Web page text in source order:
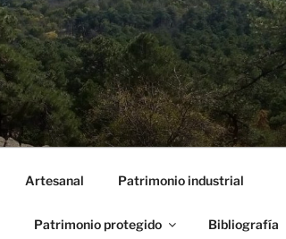
Artesanal Patrimonio industrial
Patrimonio protegido Bibliografía